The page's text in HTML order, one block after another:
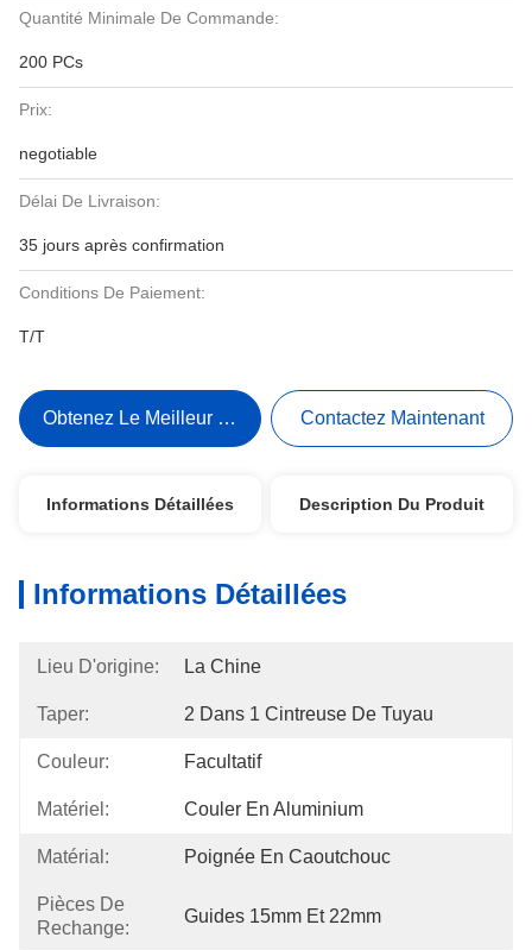
Quantité Minimale De Commande:
200 PCs
Prix:
negotiable
Délai De Livraison:
35 jours après confirmation
Conditions De Paiement:
T/T
Obtenez Le Meilleur Prix Contactez Maintenant
Informations Détaillées Description Du Produit
Informations Détaillées
Lieu D'origine: La Chine
Taper: 2 Dans 1 Cintreuse De Tuyau
Couleur: Facultatif
Matériel: Couler En Aluminium
Matérial: Poignée En Caoutchouc
Pièces De
Rechange:
Guides 15mm Et 22mm